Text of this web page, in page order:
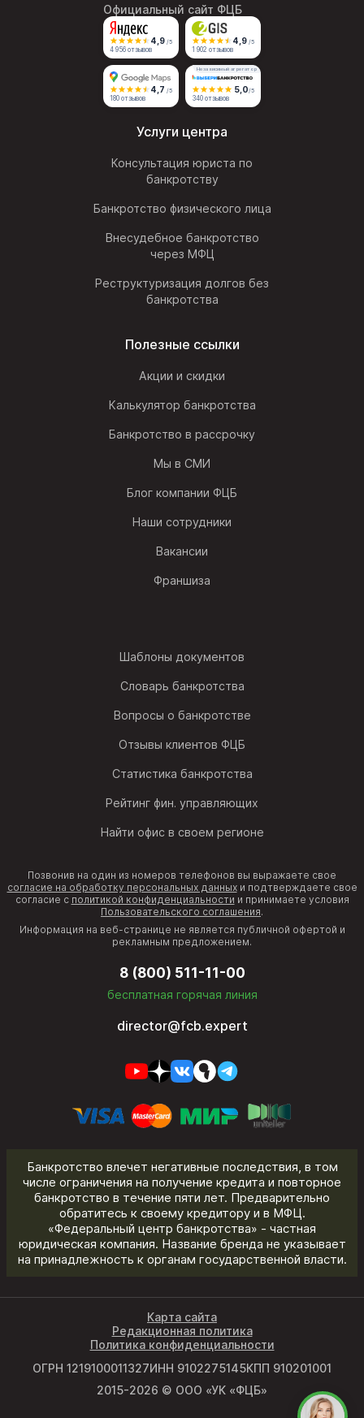
Официальный сайт ФЦБ
4,9 /5
4 956 отзывов
4,9 /5
1 902 отзывов
4,7 /5
180 отзывов
Независимый агрегатор
5,0/5
340 отзывов
Услуги центра
Консультация юриста по
банкротству
Банкротство физического лица
Внесудебное банкротство
через МФЦ
Реструктуризация долгов без
банкротства
Полезные ссылки
Акции и скидки
Калькулятор банкротства
Банкротство в рассрочку
Мы в СМИ
Блог компании ФЦБ
Наши сотрудники
Вакансии
Франшиза
Шаблоны документов
Словарь банкротства
Вопросы о банкротстве
Отзывы клиентов ФЦБ
Статистика банкротства
Рейтинг фин. управляющих
Найти офис в своем регионе
Позвонив на один из номеров телефонов вы выражаете свое
согласие на обработку персональных данныхи подтверждаете свое
согласие с политикой конфиденциальности и принимаете условия
Пользовательского соглашения.
Информация на веб-странице не является публичной офертой и
рекламным предложением.
8 (800) 511-11-00
бесплатная горячая линия
director@fcb.expert
Банкротство влечет негативные последствия, в том
числе ограничения на получение кредита и повторное
банкротство в течение пяти лет. Предварительно
обратитесь к своему кредитору и в МФЦ.
«Федеральный центр банкротства» - частная
юридическая компания. Название бренда не указывает
на принадлежность к органам государственной власти.
ОГРН 1219100011327ИНН 9102275145КПП 910201001
2015-2026 © ООО «УК «ФЦБ»
Карта сайта
Редакционная политика
Политика конфиденциальности